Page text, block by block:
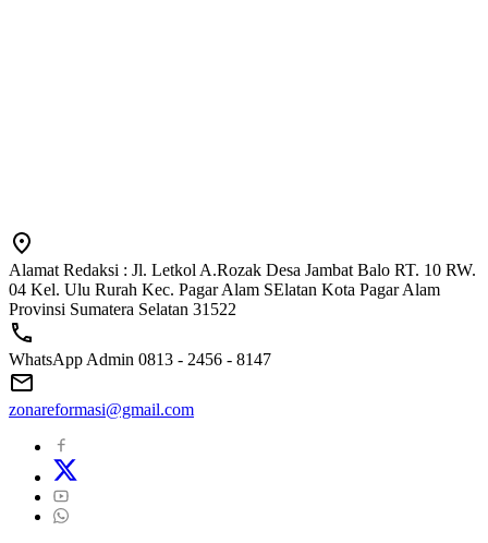
Alamat Redaksi : Jl. Letkol A.Rozak Desa Jambat Balo RT. 10 RW.
04 Kel. Ulu Rurah Kec. Pagar Alam SElatan Kota Pagar Alam
Provinsi Sumatera Selatan 31522
WhatsApp Admin 0813 - 2456 - 8147
zonareformasi@gmail.com